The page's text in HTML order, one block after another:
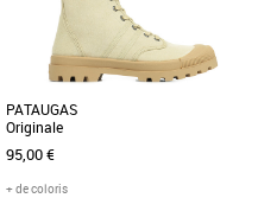
PATAUGAS
Originale
95,00 €
+ de coloris